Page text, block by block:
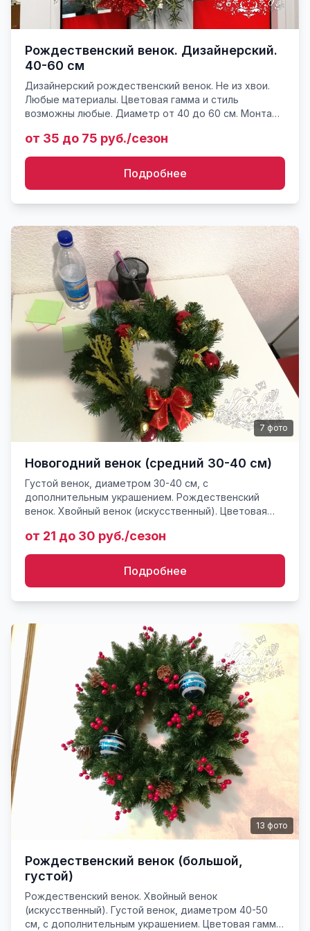
Рождественский венок. Дизайнерский.
40-60 см
Дизайнерский рождественский венок. Не из хвои.
Любые материалы. Цветовая гамма и стиль
возможны любые. Диаметр от 40 до 60 см. Монтаж
Венком можно укра...
от 35 до 75 руб./сезон
Подробнее
7 фото
Новогодний венок (средний 30-40 см)
Густой венок, диаметром 30-40 см, с
дополнительным украшением. Рождественский
венок. Хвойный венок (искусственный). Цветовая
поверхностях, стенах, выступа...
от 21 до 30 руб./сезон
Подробнее
13 фото
Рождественский венок (большой,
густой)
Рождественский венок. Хвойный венок
(искусственный). Густой венок, диаметром 40-50
см, с дополнительным украшением. Цветовая гамма